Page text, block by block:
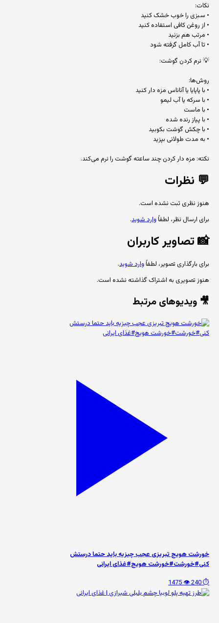
نکات:
• سبزی را خوب خشک کنید
• از روغن کافی استفاده کنید
• مرتب هم بزنید
• تا آب کامل گرفته شود
💡 نرم کردن گوشت:
روش‌ها:
• با پاپایا یا آناناس مزه دار کنید
• با سرکه یا آب لیمو
• با ماست
• با پیاز رنده شده
• با چکش گوشت بکوبید
• به مدت طولانی بپزید
نکته: مزه دار کردن چند ساعته گوشت را نرم می‌کند.
💬 نظرات
هنوز نظری ثبت نشده است.
برای ارسال نظر، لطفاًوارد شوید.
📸تصاویر کاربران
برای بارگذاری تصویر، لطفاًوارد شوید.
هنوز تصویری به اشتراک گذاشته نشده است.
🎥 ویدیوهای مرتبط
خورشت هویج تبریزی عجب چیزیه باید حتما درستش
کنی#خورشت#خورشت هویج#غذای ایرانی
⏱️ 240
👁️ 1475